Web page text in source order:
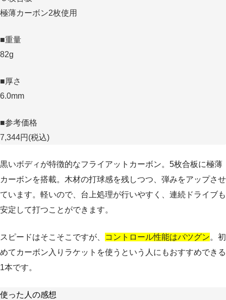
極薄カーボン2枚使用
■重量
82g
■厚さ
6.0mm
■参考価格
7,344円(税込)
黒いボディが特徴的なフライアットカーボン。5枚合板に極薄
カーボンを搭載。木材の打球感を残しつつ、弾みをアップさせ
ています。軽いので、台上処理が行いやすく、連続ドライブも
安定して打つことができます。
スピードはそこそこですが、 コントロール性能はバツグン。初
めてカーボン入りラケットを使うという人にもおすすめできる
1本です。
使った人の感想